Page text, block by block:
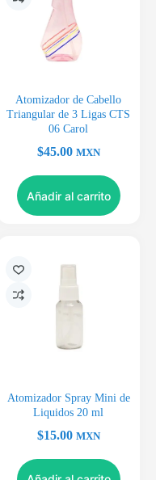
Atomizador de Cabello
Triangular de 3 Ligas CTS
06 Carol
$45.00 MXN
Añadir al carrito
Atomizador Spray Mini de
Liquidos 20 ml
$15.00 MXN